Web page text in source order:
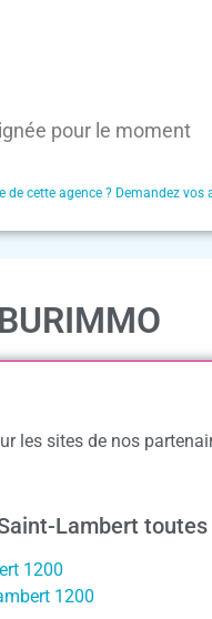
pour le moment
de cette agence ? Demandez
les sites de nos
Lambert
1200
1200